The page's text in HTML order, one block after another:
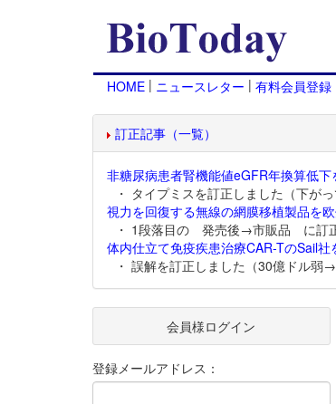
HOME | ニュースレター | 有料会員登録
訂正記事（一覧）
非糖尿病患者腎機能値eGFR年換算低
・ タイプミスを訂正しました（下が
視力を回復する無線の網膜移植製品を
・ 1段落目の 発売後→市販品 に訂正
体内仕立て免疫疾患治療CAR-TのSail
・ 誤解を訂正しました（30億ドル弱
会員様ログイン
登録メールアドレス：